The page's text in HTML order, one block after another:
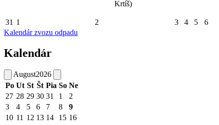
Krtíš)
31 1 2 3 4 5
6
Kalendár zvozu odpadu
Kalendár
August2026
Po Ut St Št Pia So Ne
27 28 29 30 31 1
2
3
4 5 6 7 8
9
10 11 12 13 14 15 16